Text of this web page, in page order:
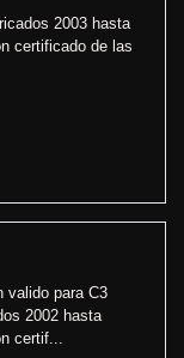
2003 hasta
certificado de las
valido para C3
2002 hasta
certif...